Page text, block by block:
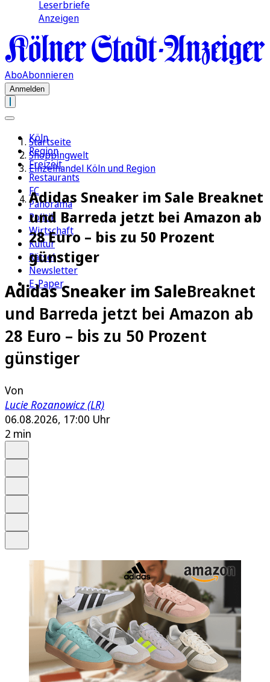
Leserbriefe
Anzeigen
AboAbonnieren
Anmelden
Köln
Region
Freizeit
Restaurants
FC
Panorama
Politik
Wirtschaft
Kultur
Rätsel
Newsletter
E-Paper
Startseite
Shoppingwelt
Einzelhandel Köln und Region
Adidas Sneaker im Sale Breaknet
und Barreda jetzt bei Amazon ab
28 Euro – bis zu 50 Prozent
günstiger
Adidas Sneaker im SaleBreaknet
und Barreda jetzt bei Amazon ab
28 Euro – bis zu 50 Prozent
günstiger
Von
Lucie Rozanowicz (LR)
06.08.2026, 17:00 Uhr
2 min